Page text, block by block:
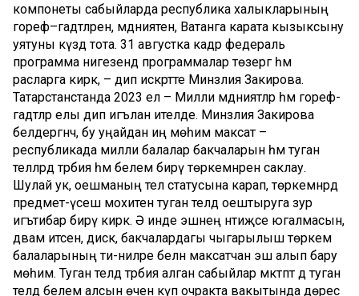
компонеты сабыйларда республика халыкларының
гореф–гадәтләренә, мәдәниятенә, Ватанга карата кызыксыну
уятуны күздә тота. 31 августка кадәр федераль
программа нигезендә программалар төзергә һәм
расларга кирәк, – дип искәртте Минзәлия Закирова.
Татарстанстанда 2023 ел – Милли мәдәниятләр һәм гореф-
гадәтләр елы дип игълан ителде. Минзәлия Закирова
белдергәнчә, бу уңайдан иң мөһим максат –
республикада милли балалар бакчаларын һәм туган
телләрдә тәрбия һәм белем бирү төркемнәрен саклау.
Шулай ук, оешманың тел статусына карап, төркемнәрдә
предмет-үсеш мохитен туган телдә оештыруга зур
игътибар бирү кирәк. Ә инде эшнең нәтиҗәсе югалмасын,
дәвам итсен, дисәк, бакчалардагы чыгарылыш төркем
балаларының әти-әниләре белән максатчан эш алып бару
мөһим. Туган телдә тәрбия алган сабыйлар мәктәптә дә туган
телдә белем алсын өчен күп очракта вакытында дөрес